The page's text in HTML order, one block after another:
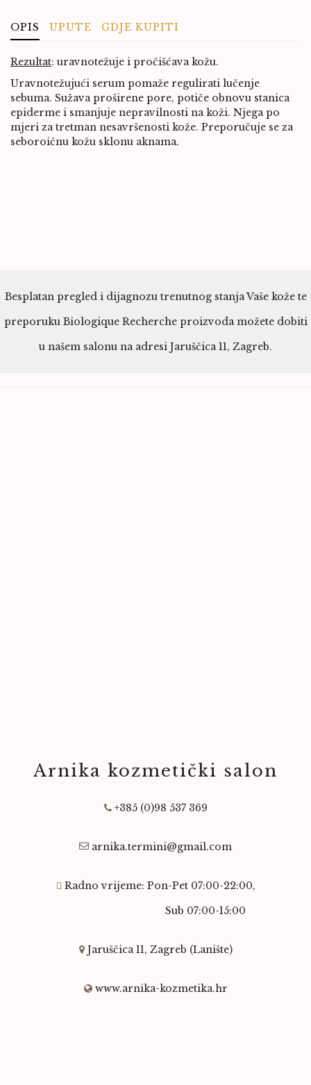
OPIS UPUTE GDJE KUPITI
Rezultat: uravnotežuje i pročišćava kožu.
Uravnotežujući serum pomaže regulirati lučenje
sebuma. Sužava proširene pore, potiče obnovu stanica
epiderme i smanjuje nepravilnosti na koži. Njega po
mjeri za tretman nesavršenosti kože. Preporučuje se za
seboroičnu kožu sklonu aknama.
Besplatan pregled i dijagnozu trenutnog stanja Vaše kože te
preporuku Biologique Recherche proizvoda možete dobiti
u našem salonu na adresi Jaruščica 11, Zagreb.
Arnika kozmetički salon
+385 (0)98 537 369
arnika.termini@gmail.com
Radno vrijeme: Pon-Pet 07:00-22:00,
Sub 07:00-15:00
Jaruščica 11, Zagreb (Lanište)
www.arnika-kozmetika.hr